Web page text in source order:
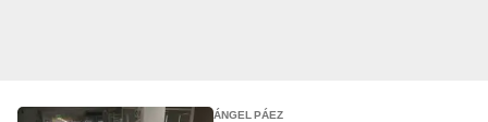
ÁNGEL PÁEZ